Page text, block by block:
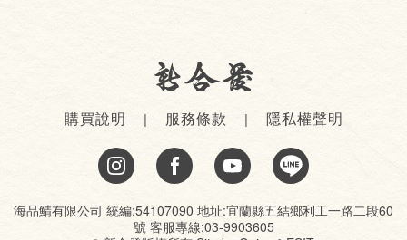
購買說明 服務條款 隱私權聲明
海品鯖有限公司 統編:54107090 地址:宜蘭縣五結鄉利工一路二段60
號 客服專線:03-9903605